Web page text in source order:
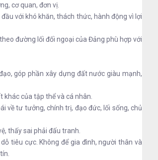
cơ quan, đơn vị.
với khó khăn, thách thức, hành động vì lợi
đường lối đối ngoại của Đảng phù hợp với
góp phần xây dựng đất nước giàu mạnh,
của tập thể và cá nhân.
về tư tưởng, chính trị, đạo đức, lối sống, chủ
thấy sai phải đấu tranh.
tiêu cực. Không để gia đình, người thân và